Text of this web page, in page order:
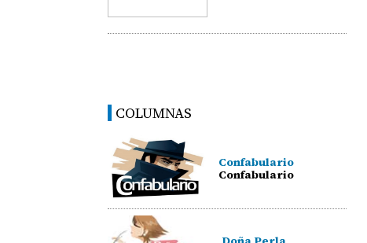
COLUMNAS
Confabulario
Confabulario